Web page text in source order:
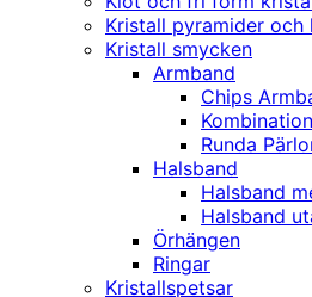
Kristall pyramider
Kristall smycken
Armband
Chips
Runda
Halsband
Halsband
Halsband
Örhängen
Ringar
Kristallspetsar